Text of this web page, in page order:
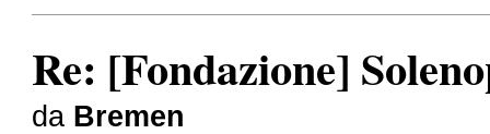
Re: [Fondazione]
da Bremen